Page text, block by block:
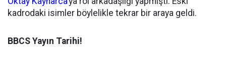
kadrodaki isimler böylelikle tekrar bir araya geldi.
BBCS Yayın Tarihi!